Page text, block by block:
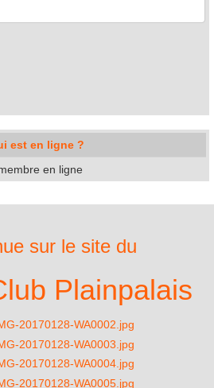
est en ligne ?
en ligne
sur le site du
Plainpalais